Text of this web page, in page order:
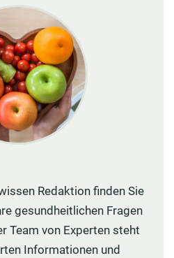
Redaktion finden Sie
gesundheitlichen Fragen
Team von Experten steht
Informationen und